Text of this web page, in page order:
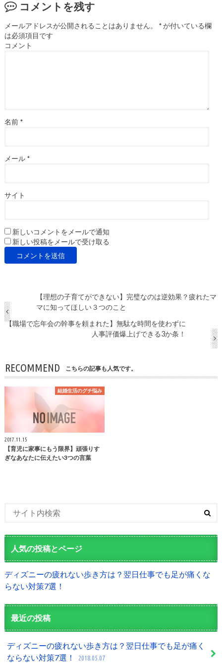
コメントを残す
メールアドレスが公開されることはありません。 *が付いている欄
は必須項目です
コメント
名前 *
メール *
サイト
新しいコメントをメールで通知
新しい投稿をメールで受け取る
【理想の子育てができない】完璧なのは逆効果？疲れたマ
マに知ってほしい３つのこと
【職場で忘年会の幹事を頼まれた】無駄な時間を使わずに
人事評価爆上げできる3か条！
RECOMMEND こちらの記事も人気です。
結婚生活のグチ悩み
2017.11.15
【育児に家事にもう限界】頑張りす
ぎなあなたに伝えたい3つの言葉
人気の投稿とページ
ディズニーの疲れない歩き方は？翌日仕事でも足が痛くな
らない対策7選！
最近の投稿
ディズニーの疲れない歩き方は？翌日仕事でも足が痛く
ならない対策7選！
2018.05.07